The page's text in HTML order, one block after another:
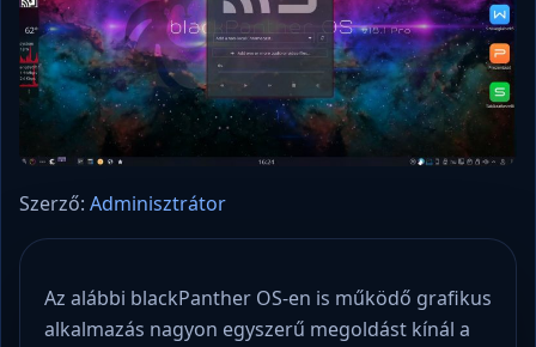
Szerző: Adminisztrátor
Az alábbi blackPanther OS-en is működő grafikus
alkalmazás nagyon egyszerű megoldást kínál a